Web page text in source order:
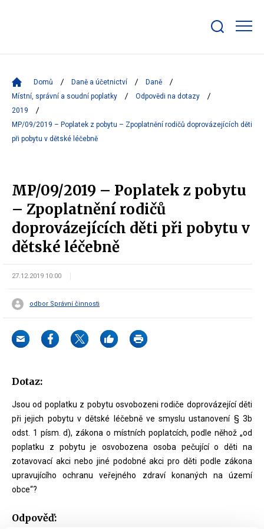
bar
Domů Daně a účetnictví
Daně
Místní, správní a soudní poplatky
Odpovědi na dotazy
2019
MP/09/2019 – Poplatek z pobytu – Zpoplatnění rodičů doprovázejících děti
při pobytu v dětské léčebně
MP/09/2019 – Poplatek z pobytu
– Zpoplatnění rodičů
doprovázejících děti při pobytu v
dětské léčebně
27.12.2019 10:00
odbor Správní činnosti
Dotaz:
Jsou od poplatku z pobytu osvobozeni rodiče doprovázející děti
při jejich pobytu v dětské léčebně ve smyslu ustanovení § 3b
odst. 1 písm. d), zákona o místních poplatcích, podle něhož „od
poplatku z pobytu je osvobozena osoba pečující o děti na
zotavovací akci nebo jiné podobné akci pro děti podle zákona
upravujícího ochranu veřejného zdraví konaných na území
obce“?
Odpověď: